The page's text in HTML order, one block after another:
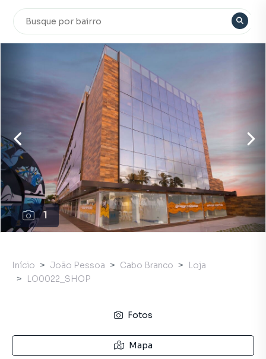
1
Início João Pessoa Cabo Branco
Loja
LO0022_SHOP
Fotos
Mapa